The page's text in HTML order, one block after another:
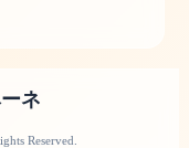
ネ
Reserved.